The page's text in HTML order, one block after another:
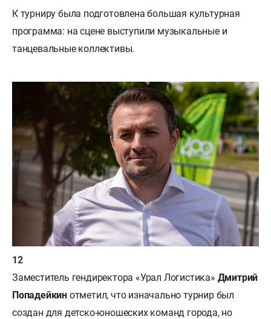
К турниру была подготовлена большая культурная
программа: на сцене выступили музыкальные и
танцевальные коллективы.
Заместитель гендиректора «Урал Логистика» Дмитрий
Попадейкин отметил, что изначально турнир был
создан для детско-юношеских команд города, но